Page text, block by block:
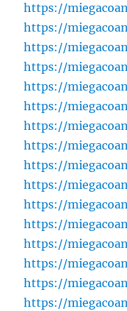
https://
https://
https://
https://
https://
https://
https://
https://
https://
https://
https://
https://
https://
https://
https://
https://